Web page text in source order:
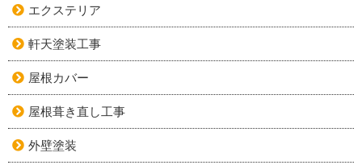
エクステリア
軒天塗装工事
屋根カバー
屋根葺き直し工事
外壁塗装